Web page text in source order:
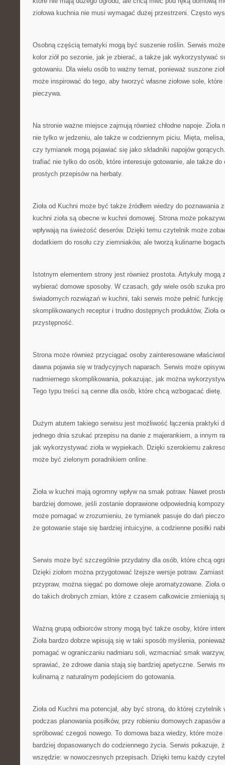
ziołowa kuchnia nie musi wymagać dużej przestrzeni. Często
Osobną częścią tematyki mogą być suszenie roślin. Serwis
kolor ziół po sezonie, jak je zbierać, a także jak wykorzystywać
gotowaniu. Dla wielu osób to ważny temat, ponieważ suszone
może inspirować do tego, aby tworzyć własne ziołowe sole,
pieczywa.
Na stronie ważne miejsce zajmują również chłodne napoje.
nie tylko w jedzeniu, ale także w codziennym piciu. Mięta,
czy tymianek mogą pojawiać się jako składniki napojów
trafiać nie tylko do osób, które interesuje gotowanie, ale także
prostych przepisów na herbaty.
Zioła od Kuchni może być także źródłem wiedzy do poznawania
kuchni zioła są obecne w kuchni domowej. Strona może
wpływają na świeżość deserów. Dzięki temu czytelnik może
dodatkiem do rosołu czy ziemniaków, ale tworzą kulinarne
Istotnym elementem strony jest również prostota. Artykuły mogą
wybierać domowe sposoby. W czasach, gdy wiele osób szuka
świadomych rozwiązań w kuchni, taki serwis może pełnić
skomplikowanych receptur i trudno dostępnych produktów, Zioła
przystępność.
Strona może również przyciągać osoby zainteresowane
dawna pojawia się w tradycyjnych naparach. Serwis może
nadmiernego skomplikowania, pokazując, jak można
Tego typu treści są cenne dla osób, które chcą wzbogacać dietę.
Dużym atutem takiego serwisu jest możliwość łączenia praktyki
jednego dnia szukać przepisu na danie z majerankiem, a innym
jak wykorzystywać zioła w wypiekach. Dzięki szerokiemu
może być zielonym poradnikiem online.
Zioła w kuchni mają ogromny wpływ na smak potraw. Nawet
bardziej domowe, jeśli zostanie doprawione odpowiednią
może pomagać w zrozumieniu, że tymianek pasuje do dań
że gotowanie staje się bardziej intuicyjne, a codzienne posiłki
Serwis może być szczególnie przydatny dla osób, które chcą
Dzięki ziołom można przygotować lżejsze wersje potraw.
przypraw, można sięgać po domowe oleje aromatyzowane. Zioła
do takich drobnych zmian, które z czasem całkowicie zmieniają
Ważną grupą odbiorców strony mogą być także osoby, które
Zioła bardzo dobrze wpisują się w taki sposób myślenia,
pomagać w ograniczaniu nadmiaru soli, wzmacniać smak
sprawiać, że zdrowe dania stają się bardziej apetyczne. Serwis
kulinarną z naturalnym podejściem do gotowania.
Zioła od Kuchni ma potencjał, aby być stroną, do której czytelnik
podczas planowania posiłków, przy robieniu domowych zapasów
spróbować czegoś nowego. To domowa baza wiedzy, które
bardziej dopasowanych do codziennego życia. Serwis pokazuje,
wszędzie: w nowoczesnych przepisach. Dzięki temu każdy